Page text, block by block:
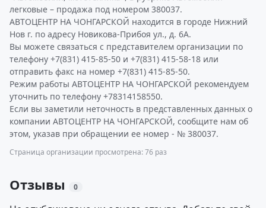
легковые – продажа под номером 380037.
АВТОЦЕНТР НА ЧОНГАРСКОЙ находится в городе Нижний
Нов г. по адресу Новикова-Прибоя ул., д. 6А.
Вы можете связаться с представителем организации по
телефону +7(831) 415-85-50 и +7(831) 415-58-18 или
отправить факс на номер +7(831) 415-85-50.
Режим работы АВТОЦЕНТР НА ЧОНГАРСКОЙ рекомендуем
уточнить по телефону +78314158550.
Если вы заметили неточность в представленных данных о
компании АВТОЦЕНТР НА ЧОНГАРСКОЙ, сообщите нам об
этом, указав при обращении ее номер - № 380037.
Страница организации просмотрена: 76 раз
Отзывы 0